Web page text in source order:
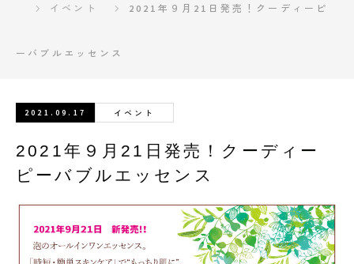
イベント 2021年９月21日発売！クーディーピ
ーバブルエッセンス
2021.09.17 イベント
2021年９月21日発売！クーディー
ピーバブルエッセンス